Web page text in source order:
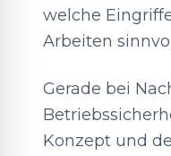
welche
Arbeiten
Gerade bei
Konzept und